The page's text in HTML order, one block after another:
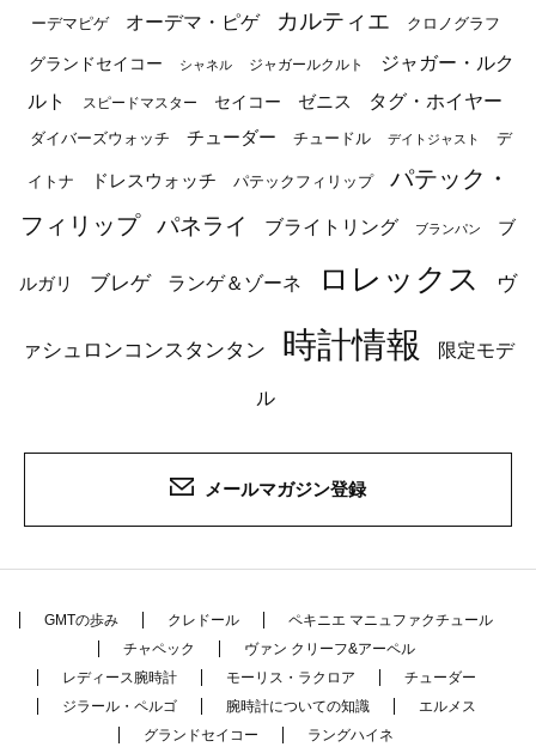
ーデマピゲ オーデマ・ピゲ カルティエ クロノグラフ
グランドセイコー シャネル ジャガールクルト
ジャガー・ルク
ルト
スピードマスター セイコー ゼニス タグ・ホイヤー
ダイバーズウォッチ チューダー チュードル デイトジャスト デ
イトナ ドレスウォッチ パテックフィリップ
パテック・
フィリップ
パネライ ブライトリング ブランパン ブ
ルガリ ブレゲ ランゲ＆ゾーネ ロレックス ヴ
ァシュロンコンスタンタン 時計情報 限定モデ
ル
メールマガジン登録
GMTの歩み クレドール
ペキニエ マニュファクチュール
チャペック
ヴァン クリーフ&アーペル
レディース腕時計
モーリス・ラクロア
チューダー
ジラール・ペルゴ
腕時計についての知識
エルメス
グランドセイコー
ラングハイネ